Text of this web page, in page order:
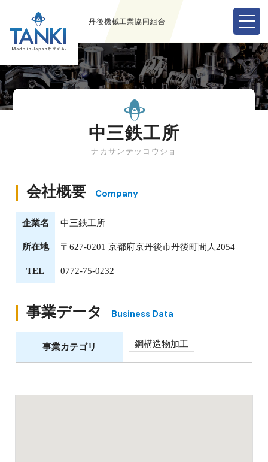
丹後機械工業協同組合
中三鉄工所
ナカサンテッコウショ
会社概要 Company
企業名 中三鉄工所
所在地 〒627-0201 京都府京丹後市丹後町間人2054
TEL 0772-75-0232
事業データ Business Data
事業カテゴリ 鋼構造物加工